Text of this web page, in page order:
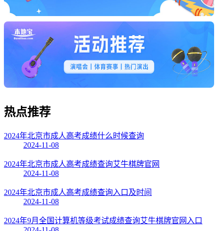
热点推荐
2024年北京市成人高考成绩什么时候查询
2024-11-08
2024年北京市成人高考成绩查询艾牛棋牌官网
2024-11-08
2024年北京市成人高考成绩查询入口及时间
2024-11-08
2024年9月全国计算机等级考试成绩查询艾牛棋牌官网入口